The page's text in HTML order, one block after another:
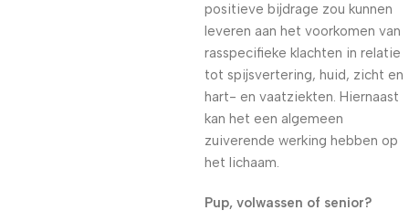
positieve bijdrage zou kunnen
leveren aan het voorkomen van
rasspecifieke klachten in relatie
tot spijsvertering, huid, zicht en
hart- en vaatziekten. Hiernaast
kan het een algemeen
zuiverende werking hebben op
het lichaam.
Pup, volwassen of senior?